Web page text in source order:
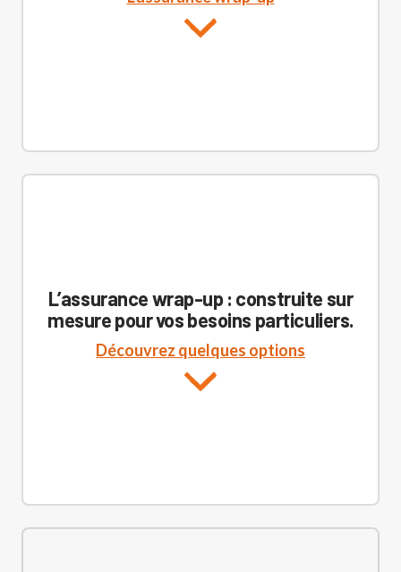
L’assurance wrap-up : construite sur
mesure pour vos besoins particuliers.
Découvrez quelques options